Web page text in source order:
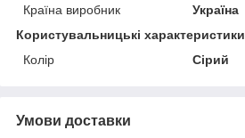
Країна виробник
Україна
Користувальницькі характеристики
Колір
Сірий
Умови доставки